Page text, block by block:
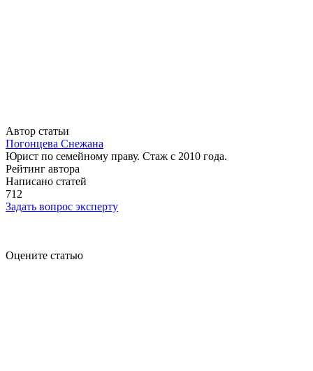
Автор статьи
Погонцева Снежана
Юрист по семейному праву. Стаж с 2010 года.
Рейтинг автора
Написано статей
712
Задать вопрос эксперту
Оцените статью